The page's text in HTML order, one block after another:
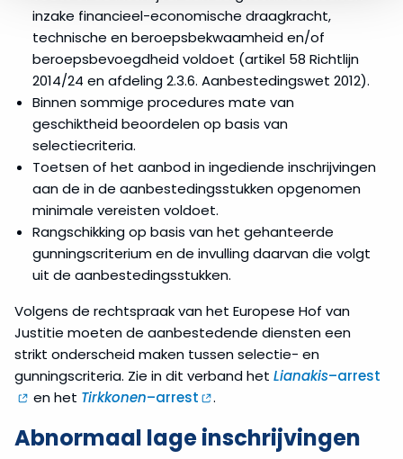
inzake financieel-economische draagkracht,
technische en beroepsbekwaamheid en/of
beroepsbevoegdheid voldoet (artikel 58 Richtlijn
2014/24 en afdeling 2.3.6. Aanbestedingswet 2012).
Binnen sommige procedures mate van
geschiktheid beoordelen op basis van
selectiecriteria.
Toetsen of het aanbod in ingediende inschrijvingen
aan de in de aanbestedingsstukken opgenomen
minimale vereisten voldoet.
Rangschikking op basis van het gehanteerde
gunningscriterium en de invulling daarvan die volgt
uit de aanbestedingsstukken.
Volgens de rechtspraak van het Europese Hof van
Justitie moeten de aanbestedende diensten een
strikt onderscheid maken tussen selectie- en
gunningscriteria. Zie in dit verband het Lianakis–arrest
en het Tirkkonen–arrest .
Abnormaal lage inschrijvingen